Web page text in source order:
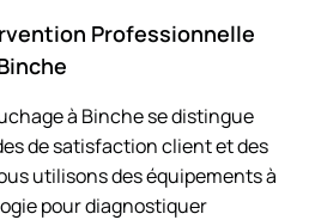
Professionnelle
à Binche se distingue
de satisfaction client et des
utilisons des équipements à
pour diagnostiquer